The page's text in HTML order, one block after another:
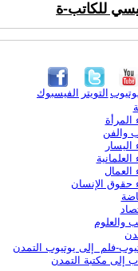
للكاتب-ة
الفيسبوك التويتر
المرأة
والفن
اليسار
العلمانية
العمال
حقوق الإنسان
والعلوم
فلم إلى يوتيوب التمدن
إلى مكتبة التمدن